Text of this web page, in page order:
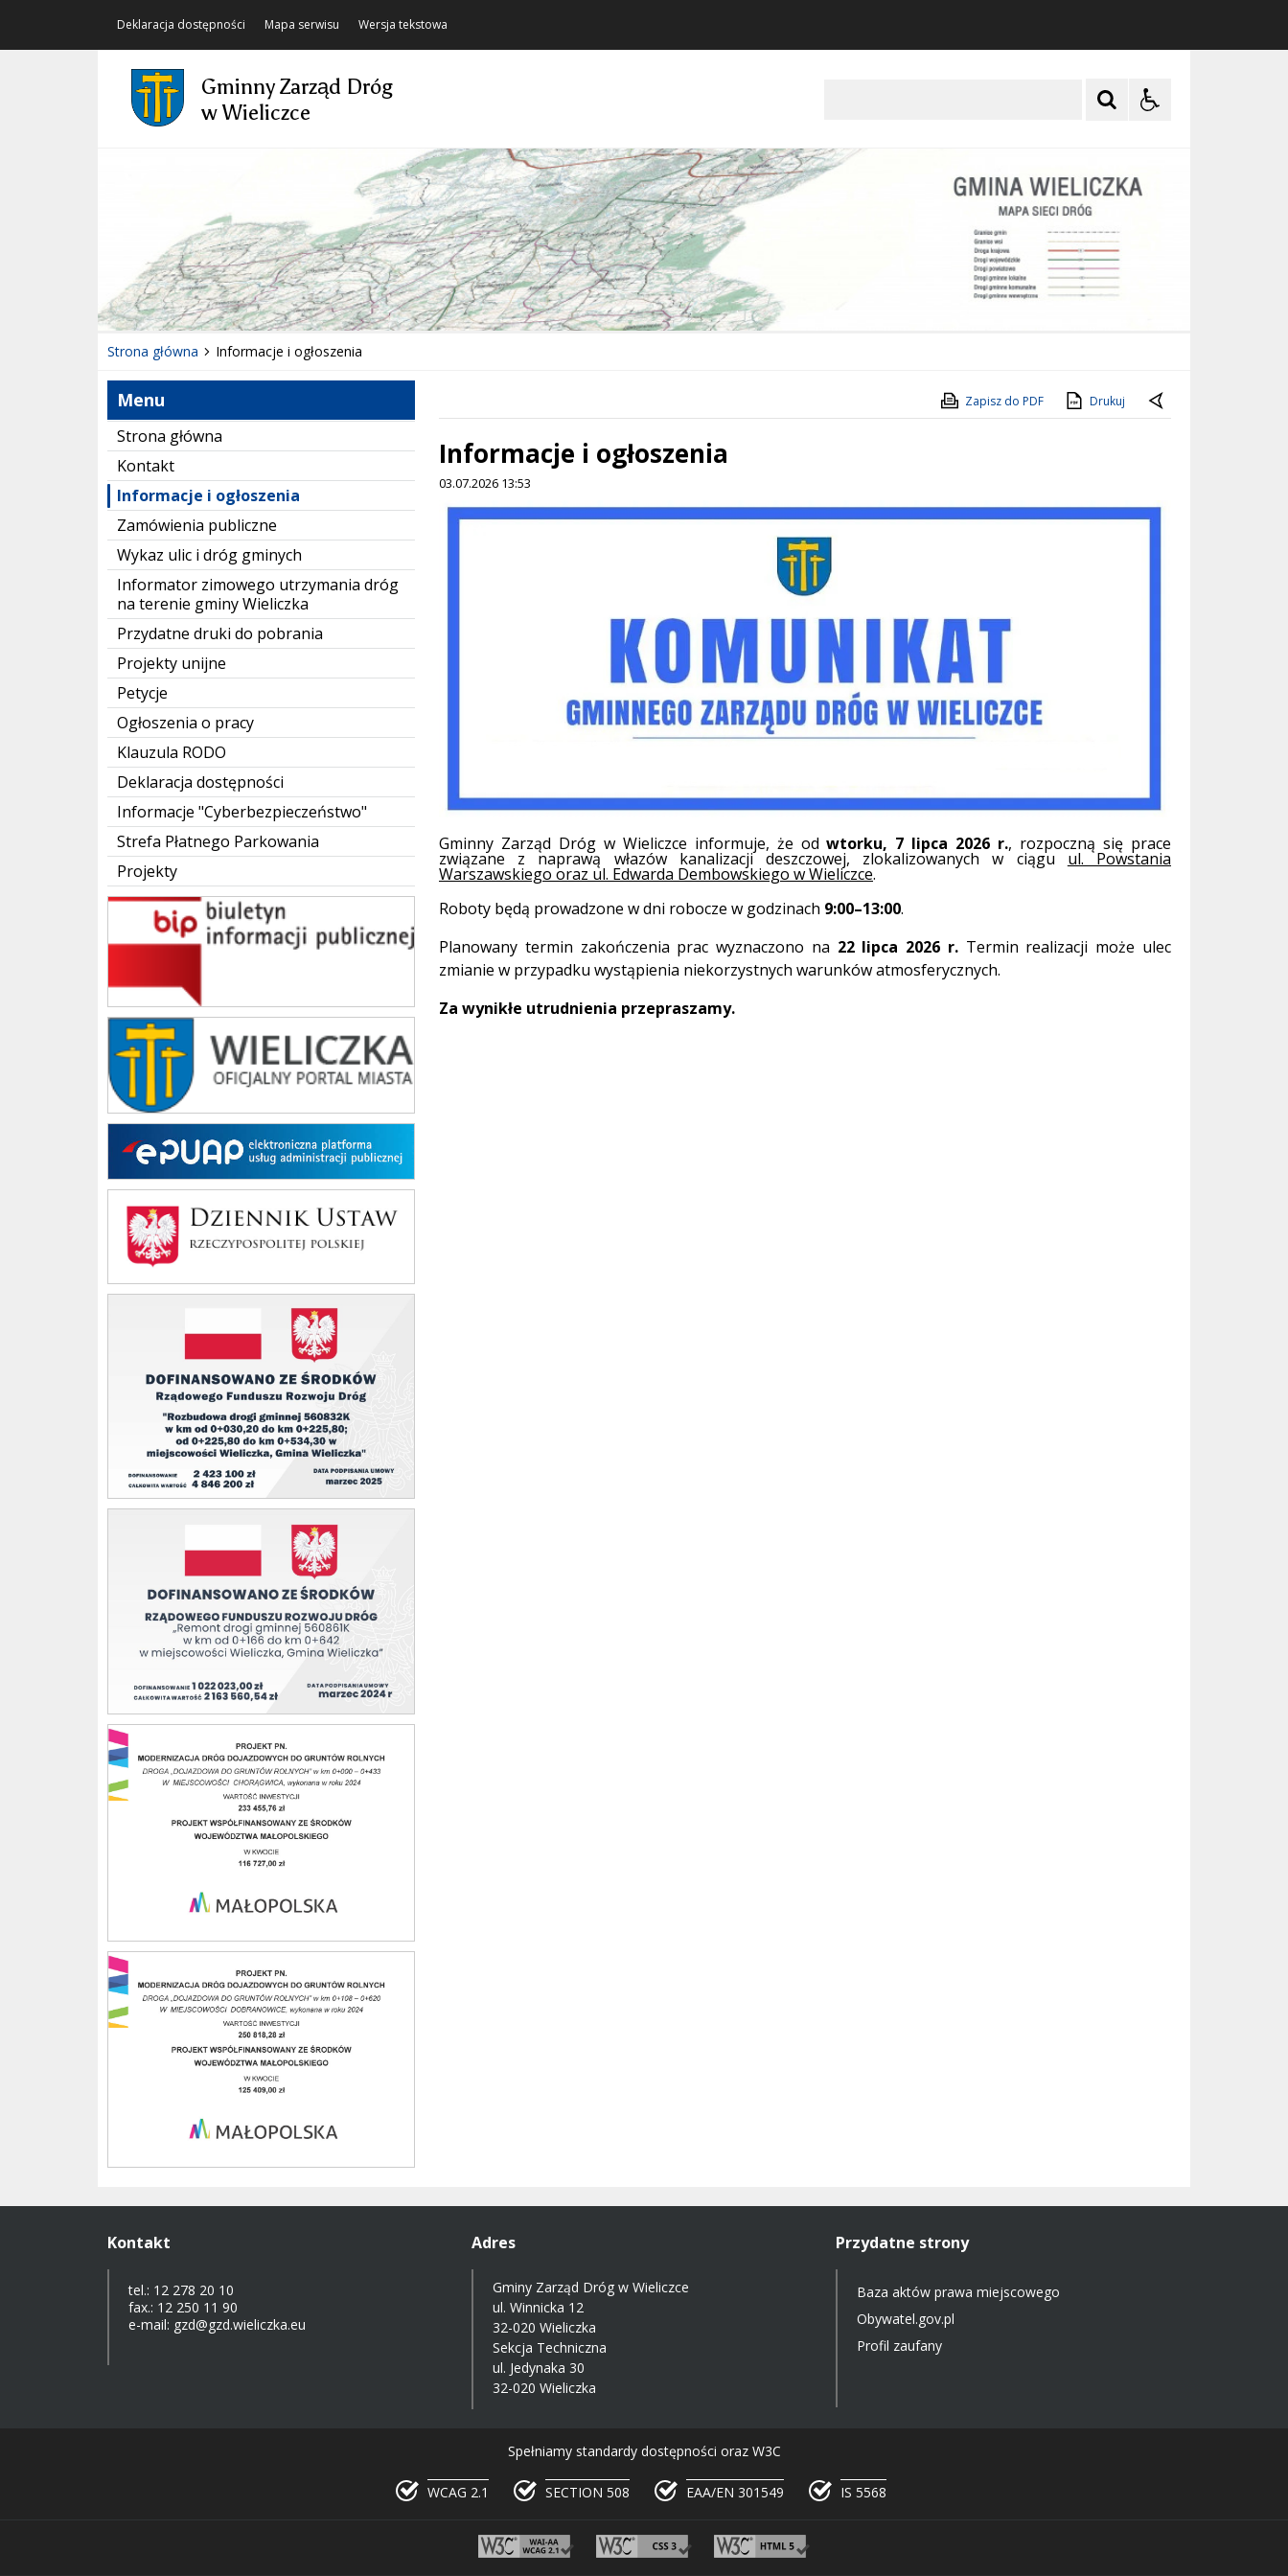
Deklaracja dostępności Mapa serwisu Wersja tekstowa
Gminny Zarząd Dróg
w Wieliczce
Strona główna Informacje i ogłoszenia
Menu
Strona główna
Kontakt
Informacje i ogłoszenia
Zamówienia publiczne
Wykaz ulic i dróg gminych
Informator zimowego utrzymania dróg
na terenie gminy Wieliczka
Przydatne druki do pobrania
Projekty unijne
Petycje
Ogłoszenia o pracy
Klauzula RODO
Deklaracja dostępności
Informacje "Cyberbezpieczeństwo"
Strefa Płatnego Parkowania
Projekty
BIP
Urząd Miasta i Gminy w Wieliczce
EPUAP
Zapisz do PDF Drukuj
Informacje i ogłoszenia
03.07.2026 13:53
Treść
Gminny Zarząd Dróg w Wieliczce informuje, że odwtorku, 7 lipca 2026 r., rozpoczną się prace
związane z naprawą włazów kanalizacji deszczowej, zlokalizowanych w ciągu ul. Powstania
Warszawskiego oraz ul. Edwarda Dembowskiego w Wieliczce.
Roboty będą prowadzone w dni robocze w godzinach 9:00–13:00.
Planowany termin zakończenia prac wyznaczono na 22 lipca 2026 r.Termin realizacji może ulec
zmianie w przypadku wystąpienia niekorzystnych warunków atmosferycznych.
Za wynikłe utrudnienia przepraszamy.
Kontakt
tel.: 12 278 20 10
fax.: 12 250 11 90
e-mail: gzd@gzd.wieliczka.eu
Adres
Gminy Zarząd Dróg w Wieliczce
ul. Winnicka 12
32-020 Wieliczka
Sekcja Techniczna
ul. Jedynaka 30
32-020 Wieliczka
Przydatne strony
Baza aktów prawa miejscowego
Obywatel.gov.pl
Profil zaufany
Spełniamy standardy dostępności oraz W3C
WCAG 2.1 SECTION 508 EAA/EN 301549 IS 5568